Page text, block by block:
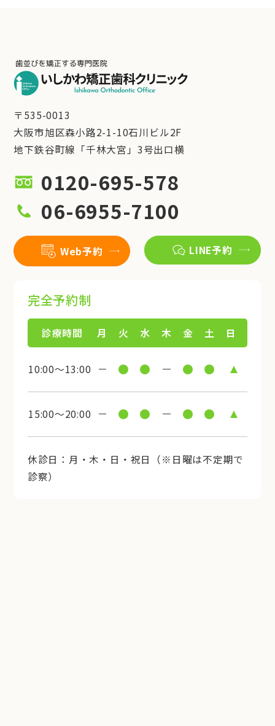
〒535-0013
大阪市旭区森小路2-1-10石川ビル2F
地下鉄谷町線「千林大宮」3号出口横
0120-695-578
06-6955-7100
Web予約 LINE予約
完全予約制
診療時間 月 火 水 木 金 土 日
10:00～13:00
15:00～20:00
休診日：月・木・日・祝日（※日曜は不定期で
診察）